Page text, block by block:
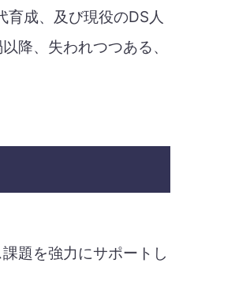
育成、及び現役のDS人
降、失われつつある、
題を強力にサポートし